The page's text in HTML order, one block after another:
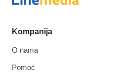
Kompanija
O nama
Pomoć